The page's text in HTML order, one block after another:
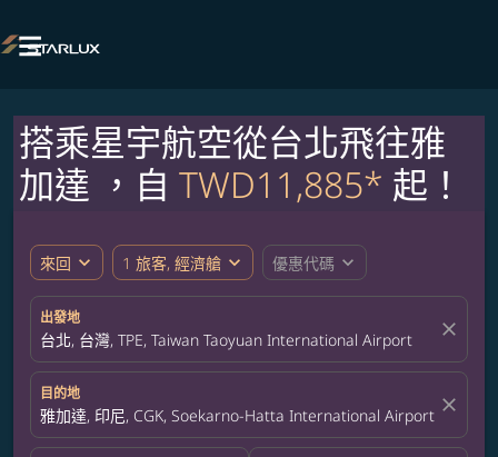

搭乘星宇航空從台北飛往雅
加達 ，自 TWD11,885* 起！
來回 expand_more 1 旅客, 經濟艙 expand_more 優惠代碼 expand_more
出發地
台北, 台灣, TPE, Taiwan Taoyuan International Airport close
目的地
雅加達, 印尼, CGK, Soekarno-Hatta International Airport close